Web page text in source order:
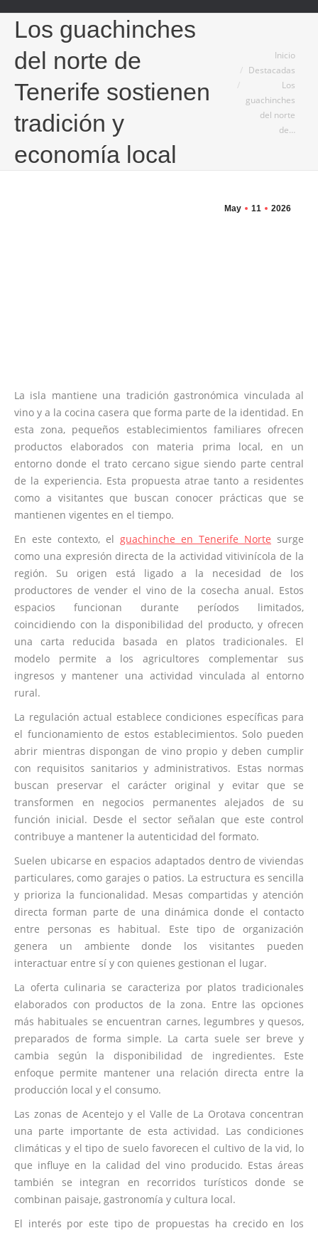
Los guachinches
del norte de
Tenerife sostienen
tradición y
economía local
Inicio
Destacadas
Los
guachinches
del norte
de…
May 11 2026
La isla mantiene una tradición gastronómica vinculada al
vino y a la cocina casera que forma parte de la identidad. En
esta zona, pequeños establecimientos familiares ofrecen
productos elaborados con materia prima local, en un
entorno donde el trato cercano sigue siendo parte central
de la experiencia. Esta propuesta atrae tanto a residentes
como a visitantes que buscan conocer prácticas que se
mantienen vigentes en el tiempo.
En este contexto, el guachinche en Tenerife Norte surge
como una expresión directa de la actividad vitivinícola de la
región. Su origen está ligado a la necesidad de los
productores de vender el vino de la cosecha anual. Estos
espacios funcionan durante períodos limitados,
coincidiendo con la disponibilidad del producto, y ofrecen
una carta reducida basada en platos tradicionales. El
modelo permite a los agricultores complementar sus
ingresos y mantener una actividad vinculada al entorno
rural.
La regulación actual establece condiciones específicas para
el funcionamiento de estos establecimientos. Solo pueden
abrir mientras dispongan de vino propio y deben cumplir
con requisitos sanitarios y administrativos. Estas normas
buscan preservar el carácter original y evitar que se
transformen en negocios permanentes alejados de su
función inicial. Desde el sector señalan que este control
contribuye a mantener la autenticidad del formato.
Suelen ubicarse en espacios adaptados dentro de viviendas
particulares, como garajes o patios. La estructura es sencilla
y prioriza la funcionalidad. Mesas compartidas y atención
directa forman parte de una dinámica donde el contacto
entre personas es habitual. Este tipo de organización
genera un ambiente donde los visitantes pueden
interactuar entre sí y con quienes gestionan el lugar.
La oferta culinaria se caracteriza por platos tradicionales
elaborados con productos de la zona. Entre las opciones
más habituales se encuentran carnes, legumbres y quesos,
preparados de forma simple. La carta suele ser breve y
cambia según la disponibilidad de ingredientes. Este
enfoque permite mantener una relación directa entre la
producción local y el consumo.
Las zonas de Acentejo y el Valle de La Orotava concentran
una parte importante de esta actividad. Las condiciones
climáticas y el tipo de suelo favorecen el cultivo de la vid, lo
que influye en la calidad del vino producido. Estas áreas
también se integran en recorridos turísticos donde se
combinan paisaje, gastronomía y cultura local.
El interés por este tipo de propuestas ha crecido en los